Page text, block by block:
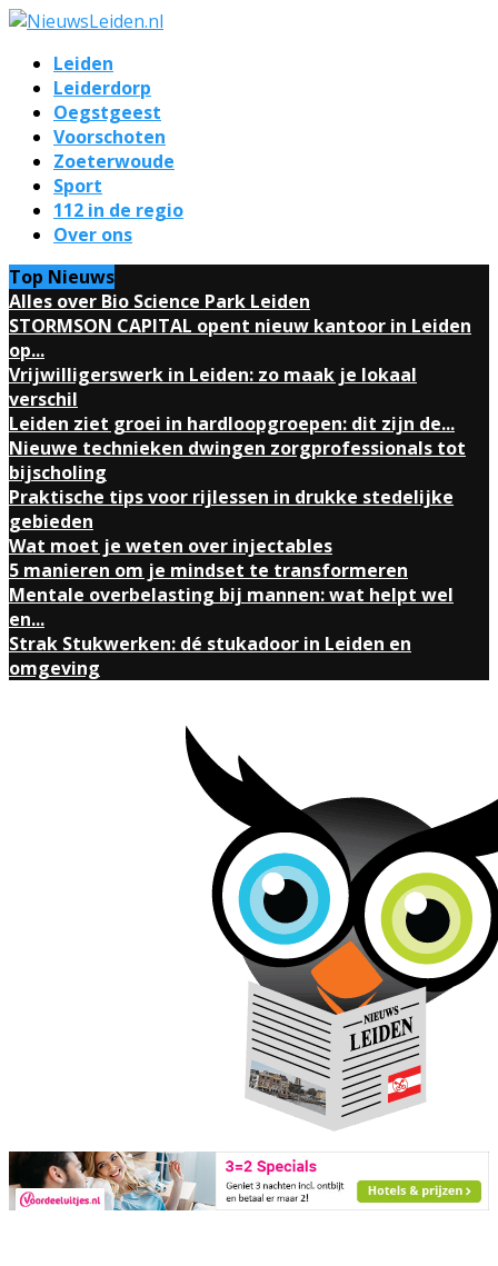
Leiden
Leiderdorp
Oegstgeest
Voorschoten
Zoeterwoude
Sport
112 in de regio
Over ons
Top Nieuws
Alles over Bio Science Park Leiden
STORMSON CAPITAL opent nieuw kantoor in Leiden
op...
Vrijwilligerswerk in Leiden: zo maak je lokaal
verschil
Leiden ziet groei in hardloopgroepen: dit zijn de...
Nieuwe technieken dwingen zorgprofessionals tot
bijscholing
Praktische tips voor rijlessen in drukke stedelijke
gebieden
Wat moet je weten over injectables
5 manieren om je mindset te transformeren
Mentale overbelasting bij mannen: wat helpt wel
en...
Strak Stukwerken: dé stukadoor in Leiden en
omgeving